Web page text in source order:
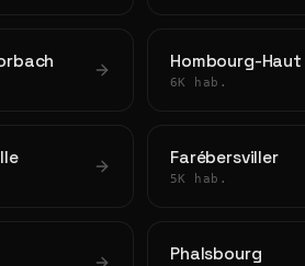
Hombourg-Haut
6K hab.
Farébersviller
5K hab.
Phalsbourg